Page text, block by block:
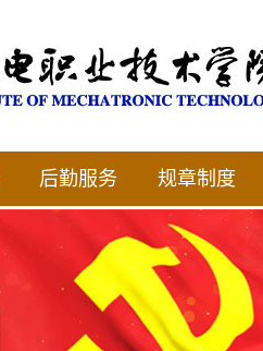
后勤服务 规章制度